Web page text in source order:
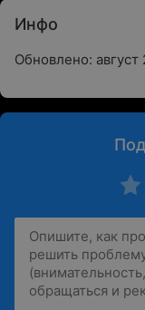
Инфо
Обновлено: август